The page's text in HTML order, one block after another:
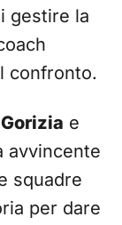
gestire la
confronto.
e
avvincente
squadre
per dare